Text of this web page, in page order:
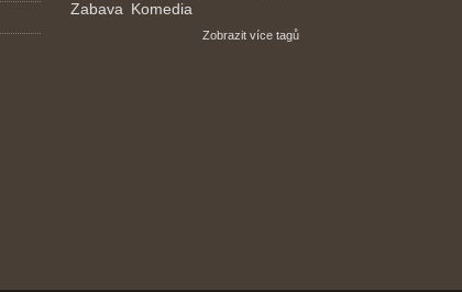
Zabava Komedia
Zobrazit více tagů